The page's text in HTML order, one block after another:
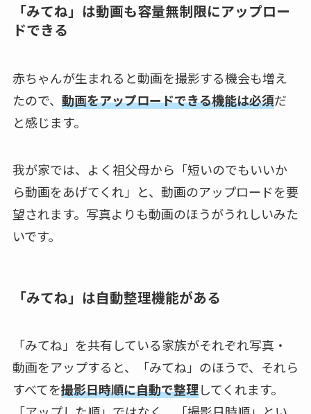
「みてね」は動画も容量無制限にアップロー
ドできる
赤ちゃんが生まれると動画を撮影する機会も増え
たので、 動画をアップロードできる機能は必須だ
と感じます。
我が家では、よく祖父母から「短いのでもいいか
ら動画をあげてくれ」と、動画のアップロードを要
望されます。写真よりも動画のほうがうれしいみた
いです。
「みてね」は自動整理機能がある
「みてね」を共有している家族がそれぞれ写真・
動画をアップすると、「みてね」のほうで、それら
すべてを撮影日時順に自動で整理してくれます。